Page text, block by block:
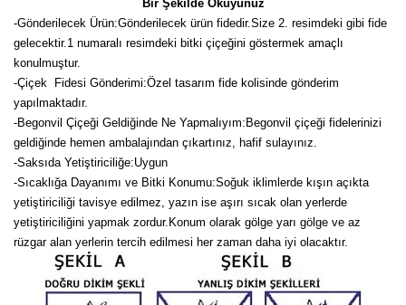
Bir Şekilde Okuyunuz
-Gönderilecek Ürün:Gönderilecek ürün fidedir.Size 2. resimdeki gibi fide
gelecektir.1 numaralı resimdeki bitki çiçeğini göstermek amaçlı
konulmuştur.
-Çiçek Fidesi Gönderimi:Özel tasarım fide kolisinde gönderim
yapılmaktadır.
-Begonvil Çiçeği Geldiğinde Ne Yapmalıyım:Begonvil çiçeği fidelerinizi
geldiğinde hemen ambalajından çıkartınız, hafif sulayınız.
-Saksıda Yetiştiriciliğe:Uygun
-Sıcaklığa Dayanımı ve Bitki Konumu:Soğuk iklimlerde kışın açıkta
yetiştiriciliği tavisye edilmez, yazın ise aşırı sıcak olan yerlerde
yetiştiriciliğini yapmak zordur.Konum olarak gölge yarı gölge ve az
rüzgar alan yerlerin tercih edilmesi her zaman daha iyi olacaktır.